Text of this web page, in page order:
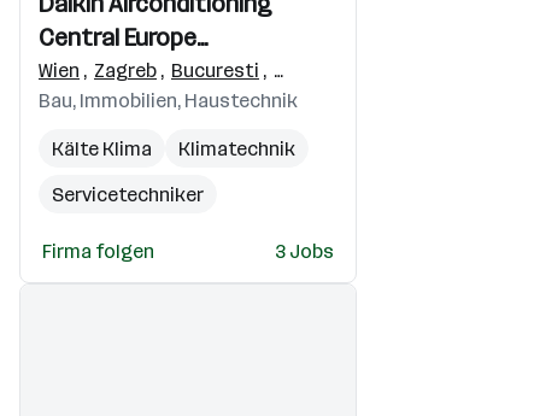
Videos
Central Europe
HandelsgmbH
Wien , Zagreb , Bucuresti , Budapest
Bau, Immobilien, Haustechnik
Kälte Klima
Klimatechnik
Servicetechniker
Wärmepumpen
Vertriebsspezialist
Firma folgen 3 Jobs